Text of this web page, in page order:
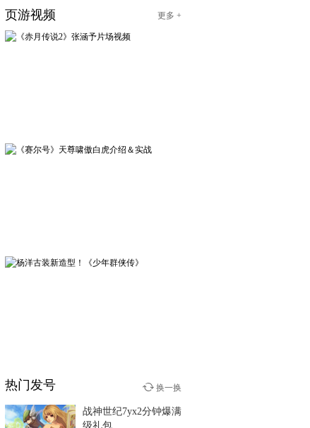
页游视频 更多 +
少年群侠传
12-29
杨洋古装新造型！《少年群
热门发号
战神世纪7yx2分钟爆满
级礼包
换一换